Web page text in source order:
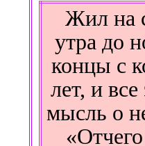
Жил на
утра до
концы с
лет, и
мысль о